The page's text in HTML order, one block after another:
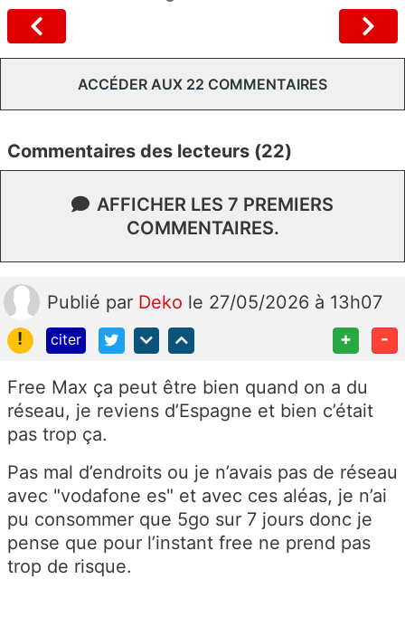
ACCÉDER AUX 22 COMMENTAIRES
Commentaires des lecteurs (22)
AFFICHER LES 7 PREMIERS
COMMENTAIRES.
Publié par Deko le 27/05/2026 à 13h07
!
citer + -
Free Max ça peut être bien quand on a du
réseau, je reviens d’Espagne et bien c’était
pas trop ça.
Pas mal d’endroits ou je n’avais pas de réseau
avec "vodafone es" et avec ces aléas, je n’ai
pu consommer que 5go sur 7 jours donc je
pense que pour l’instant free ne prend pas
trop de risque.